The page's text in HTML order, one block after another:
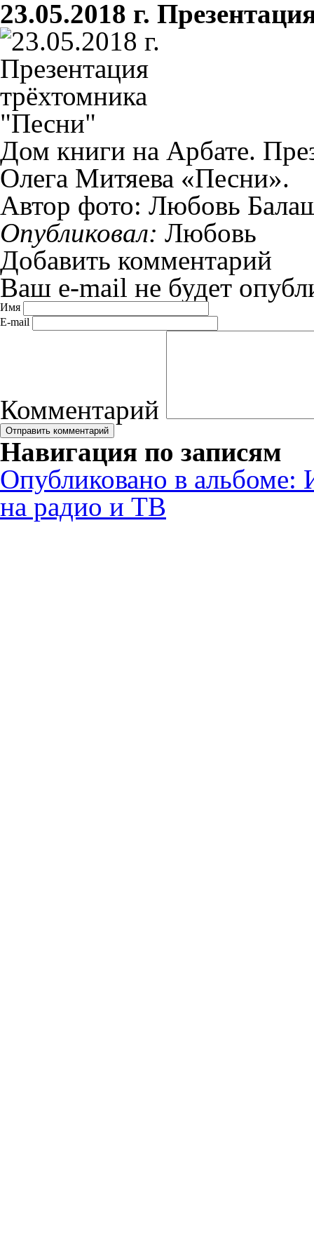
23.05.2018 г.
Дом книги на Арбате.
Олега Митяева «Песни».
Автор фото: Любовь
Опубликовал: Любовь
Добавить комментарий
Ваш e-mail не будет
Имя
E-mail
Комментарий
Навигация по записям
Опубликовано в альбоме:
на радио и ТВ